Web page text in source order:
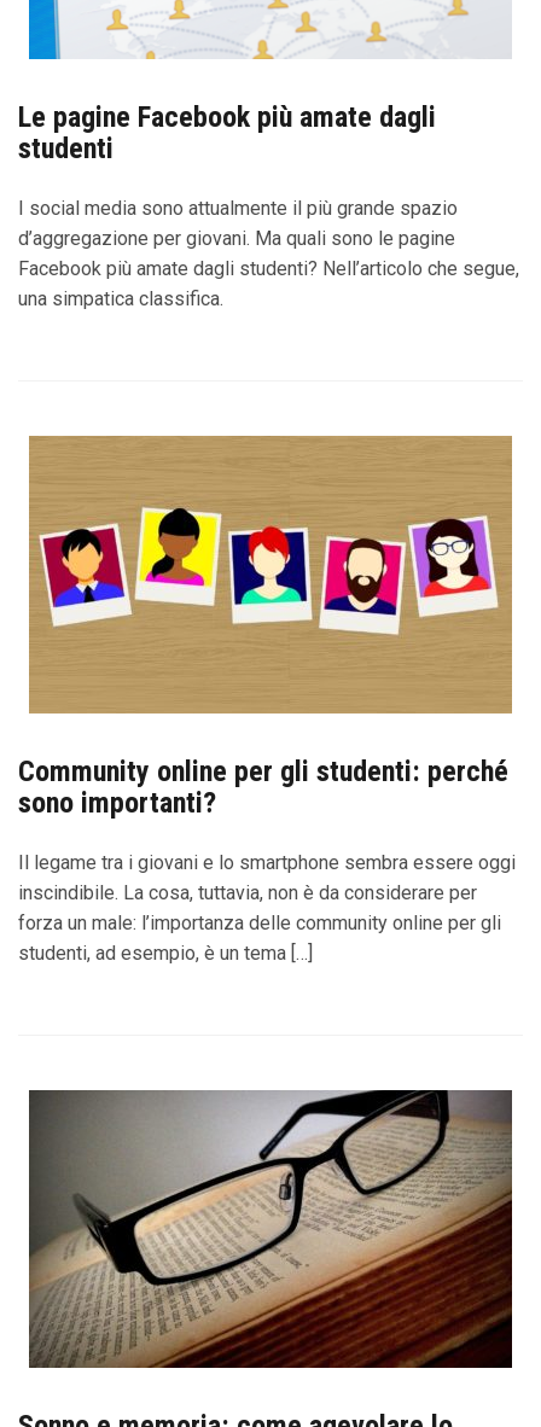
Le pagine Facebook più amate dagli
studenti
I social media sono attualmente il più grande spazio
d’aggregazione per giovani. Ma quali sono le pagine
Facebook più amate dagli studenti? Nell’articolo che segue,
una simpatica classifica.
Community online per gli studenti: perché
sono importanti?
Il legame tra i giovani e lo smartphone sembra essere oggi
inscindibile. La cosa, tuttavia, non è da considerare per
forza un male: l’importanza delle community online per gli
studenti, ad esempio, è un tema […]